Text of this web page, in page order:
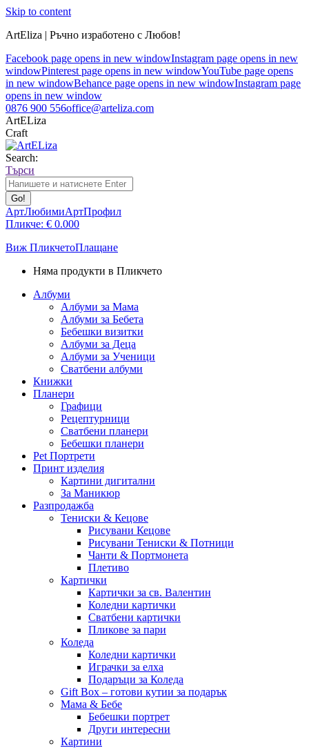
Skip to content
ArtEliza | Ръчно изработено с Любов!
Facebook page opens in new windowInstagram page opens in new
windowPinterest page opens in new windowYouTube page opens
in new windowBehance page opens in new windowInstagram page
opens in new window
0876 900 556office@arteliza.com
ArtELiza
Craft
Search:
Търси
АртЛюбимиАртПрофил
Пликче: € 0.000
Виж ПликчетоПлащане
Няма продукти в Пликчето
Албуми
Албуми за Мама
Албуми за Бебета
Бебешки визитки
Албуми за Деца
Албуми за Ученици
Сватбени албуми
Книжки
Планери
Графици
Рецептурници
Сватбени планери
Бебешки планери
Pet Портрети
Принт изделия
Картини дигитални
За Маникюр
Разпродажба
Тениски & Кецове
Рисувани Кецове
Рисувани Тениски & Потници
Чанти & Портмонета
Плетиво
Картички
Картички за св. Валентин
Коледни картички
Сватбени картички
Пликове за пари
Коледа
Коледни картички
Играчки за елха
Подаръци за Коледа
Gift Box – готови кутии за подарък
Мама & Бебе
Бебешки портрет
Други интересни
Картини